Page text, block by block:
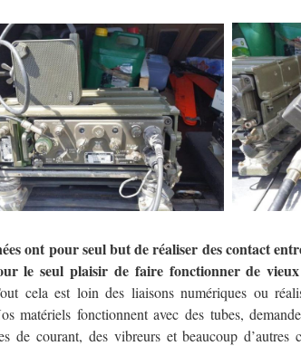
ont pour seul but de réaliser des contact
le seul plaisir de faire fonctionner de
cela est loin des liaisons numériques ou
matériels fonctionnent avec des tubes,
de courant, des vibreurs et beaucoup d’autres